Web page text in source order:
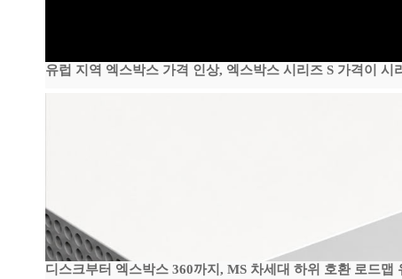
유럽 지역 엑스박스 가격 인상, 엑스박스 시리즈 S 가격이 시
디스크부터 엑스박스 360까지, MS 차세대 하위 호환 로드맵